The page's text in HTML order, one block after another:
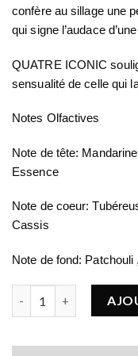
confère au sillage une
qui signe l’audace
QUATRE ICONIC
sensualité de celle qui
Notes Olfactives
Note de tête:
Essence
Note de coeur:
Cassis
Note de fond:
quantité de